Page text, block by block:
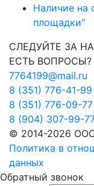
Наличие на
площадки"
СЛЕДУЙТЕ ЗА
ЕСТЬ ВОПРОСЫ?
7764199@mail.ru
8 (351) 776-41-99
8 (351) 776-09-77
8 (904) 307-99-
© 2014-2026
Политика в
данных
Обратный звонок